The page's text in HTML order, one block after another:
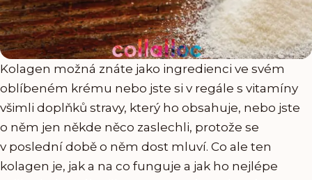
Kolagen možná znáte jako ingredienci ve svém
oblíbeném krému nebo jste si v regále s vitamíny
všimli doplňků stravy, který ho obsahuje, nebo jste
o něm jen někde něco zaslechli, protože se
v poslední době o něm dost mluví. Co ale ten
kolagen je, jak a na co funguje a jak ho nejlépe